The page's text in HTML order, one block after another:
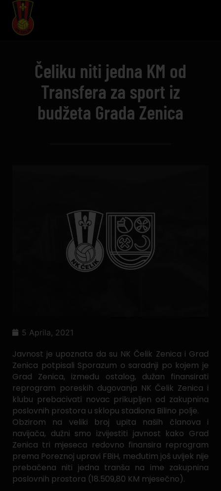
Čeliku niti jedna KM od
Transfera za sport iz
budžeta Grada Zenica
5 Aprila, 2021
Javnost je upoznata da su NK Čelik Zenica i Grad
Zenica potpisali Sporazum o saradnji po kojem je
Grad Zenica, između ostalog, dužan finansirati
reprogram poreskih dugovanja NK Čelik Zenica i
klubu prebacivati novac prikupljen od zakupnina
poslovnih prostora u sklopu stadiona Bilino polje.
Obzirom na veliki broj upita naših članova i
navijača, dužni smo izvijestiti javnost kako Grad
Zenica tri mjeseca redovno finansira reprogram
prema Poreznoj upravi FBiH, međutim još uvijek nije
prebačena niti jedna tranša na ime zakupnina
poslovnih prostora (18.509,80 KM mjesečno).